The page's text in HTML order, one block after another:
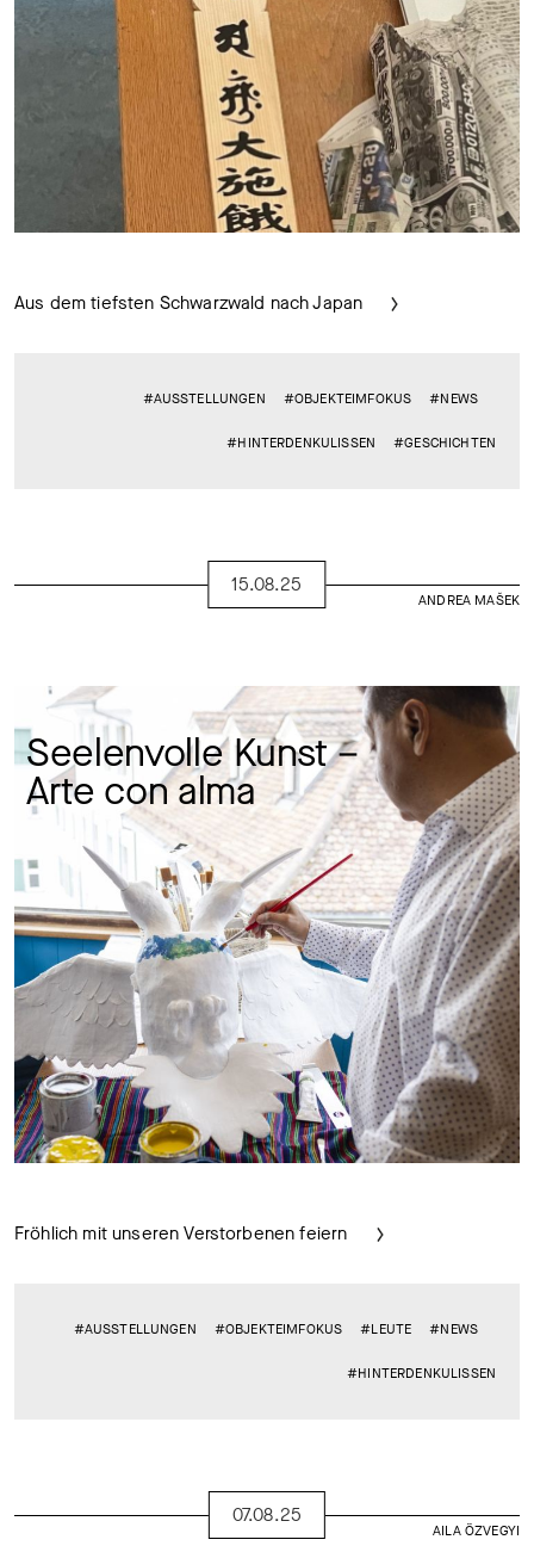
Aus dem tiefsten Schwarzwald nach Japan
#AUSSTELLUNGEN #OBJEKTEIMFOKUS #NEWS
#HINTERDENKULISSEN #GESCHICHTEN
ANDREA MAŠEK
15.08.25
Seelenvolle Kunst –
Arte con alma
Fröhlich mit unseren Verstorbenen feiern
#AUSSTELLUNGEN #OBJEKTEIMFOKUS #LEUTE #NEWS
#HINTERDENKULISSEN
AILA ÖZVEGYI
07.08.25